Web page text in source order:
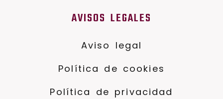
AVISOS LEGALES
Aviso legal
Política de cookies
Política de privacidad